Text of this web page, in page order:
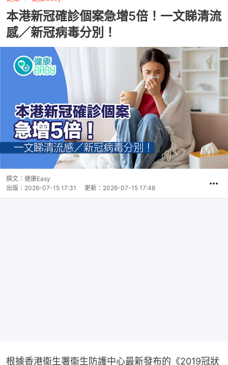
本港新冠確診個案急增5倍！一文睇清流
感／新冠病毒分別！
撰文： 健康Easy
出版： 2026-07-15 17:31 更新： 2026-07-15 17:48
根據香港衞生署衞生防護中心最新發布的《2019冠狀